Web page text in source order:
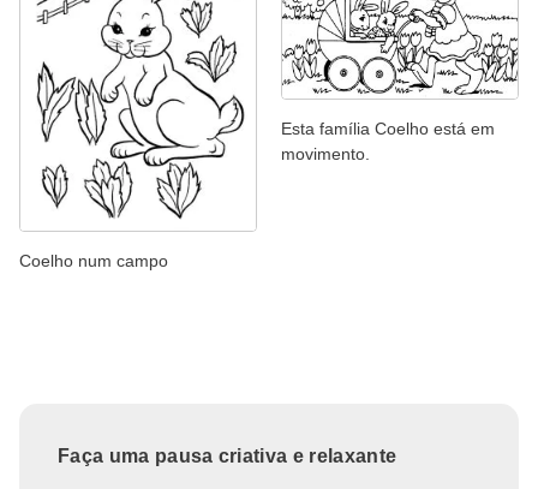
Coelho num campo
Esta família Coelho está em
movimento.
Faça uma pausa criativa e relaxante